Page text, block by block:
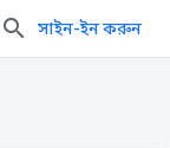
সাইন-ইন করুন